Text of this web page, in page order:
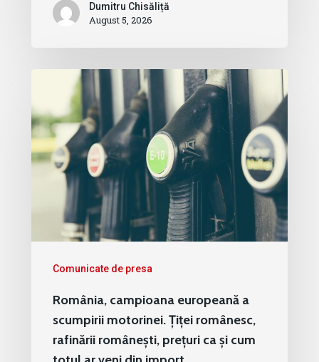
Dumitru Chisăliță
August 5, 2026
Comunicate de presa
România, campioana europeană a
scumpirii motorinei. Țiței românesc,
rafinării românești, prețuri ca și cum